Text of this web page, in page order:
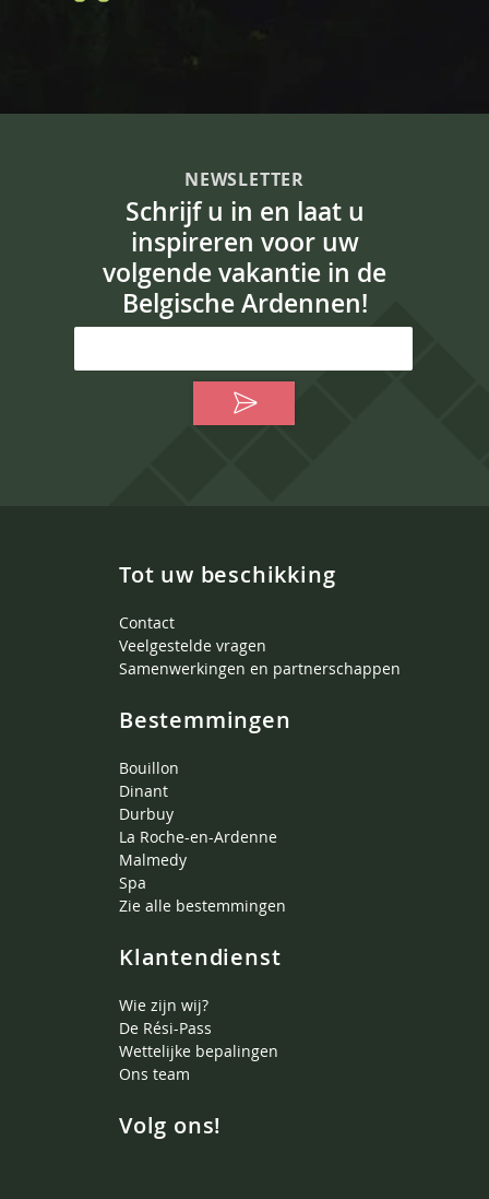
NEWSLETTER
Schrijf u in en laat u
inspireren voor uw
volgende vakantie in de
Belgische Ardennen!
Tot uw beschikking
Contact
Veelgestelde vragen
Samenwerkingen en partnerschappen
Bestemmingen
Bouillon
Dinant
Durbuy
La Roche-en-Ardenne
Malmedy
Spa
Zie alle bestemmingen
Klantendienst
Wie zijn wij?
De Rési-Pass
Wettelijke bepalingen
Ons team
Volg ons!